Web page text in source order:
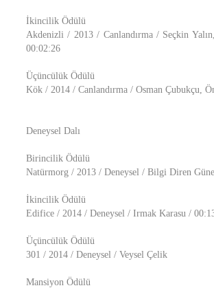
İkincilik Ödülü
Akdenizli / 2013 / Canlandırma / Seçkin
00:02:26
Üçüncülük Ödülü
Kök / 2014 / Canlandırma / Osman Çubukçu,
Deneysel Dalı
Birincilik Ödülü
Natürmorg / 2013 / Deneysel / Bilgi Diren
İkincilik Ödülü
Edifice / 2014 / Deneysel / Irmak Karasu /
Üçüncülük Ödülü
301 / 2014 / Deneysel / Veysel Çelik
Mansiyon Ödülü